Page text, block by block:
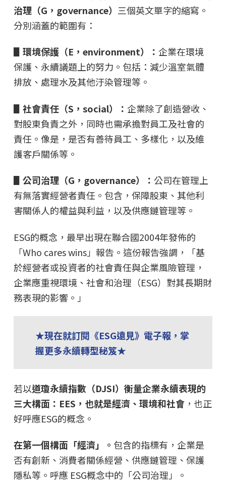
治理（G，governance） 三個英文單字的縮寫。
分別涵蓋的範圍有：
▋環境保護（E，environment）： 企業在環境
保護、永續議題上的努力。包括：減少溫室氣體
排放、處理水及其他汙染管理等。
▋社會責任（S，social）： 企業除了創造營收、
對股東負責之外，同時也需承擔對員工及社會的
責任。像是，是否有善待員工、多樣化，以及維
護客戶關係等。
▋公司治理（G，governance）： 公司在管理上
有無落實經營者責任。包含，保障股東、其他利
害關係人的權益與利益，以及供應鏈管理等。
ESG的概念，最早出現在聯合國2004年發佈的
「Who cares wins」報告。這份報告強調，「基
於經營者或投資者的社會責任與企業風險管理，
企業應重視環境、社會和治理（ESG）對其長期財
務表現的影響。」
★現在就訂閱《ESG遠見》電子報，掌
握更多永續轉型秘笈★
若以道瓊永續指數（DJSI）衡量企業永續表現的
三大構面：EES，也就是經濟、環境和社會，也正
好呼應ESG的概念。
在第一個構面「經濟」。 包含的指標有，企業是
否有創新、消費者關係經營、供應鏈管理、保護
隱私等。呼應 ESG概念中的「公司治理」。